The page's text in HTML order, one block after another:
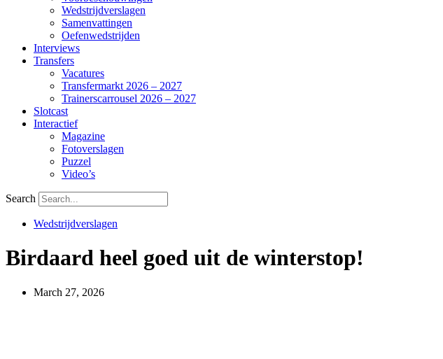
Wedstrijdverslagen
Samenvattingen
Oefenwedstrijden
Interviews
Transfers
Vacatures
Transfermarkt 2026 – 2027
Trainerscarrousel 2026 – 2027
Slotcast
Interactief
Magazine
Fotoverslagen
Puzzel
Video’s
Search
Wedstrijdverslagen
Birdaard heel goed uit de winterstop!
March 27, 2026